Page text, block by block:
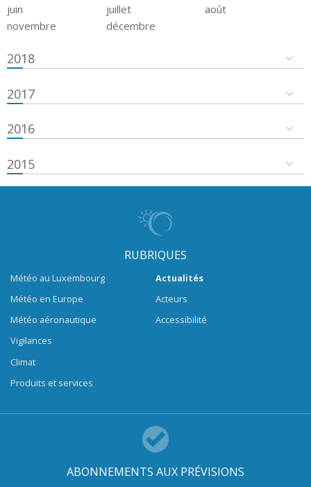
juin
juillet
août
novembre
décembre
2018
2017
2016
2015
RUBRIQUES
Météo au Luxembourg
Météo en Europe
Météo aéronautique
Vigilances
Climat
Produits et services
Actualités
Acteurs
Accessibilité
ABONNEMENTS AUX PRÉVISIONS